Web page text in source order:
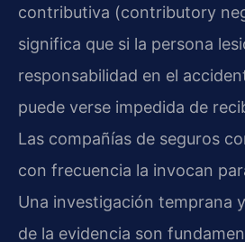
contributiva (contributory
significa que si la persona
responsabilidad en el
puede verse impedida de
Las compañías de seguros
con frecuencia la invocan
Una investigación temprana
de la evidencia son